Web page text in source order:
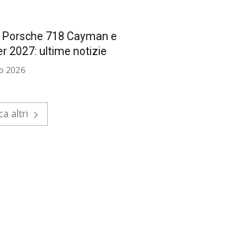
Porsche 718 Cayman e
2027: ultime notizie
2026
altri